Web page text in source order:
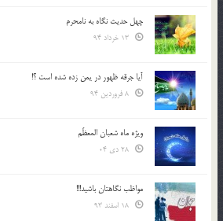
چهل حدیث نگاه به نامحرم
آیا جرقه ظهور در یمن زده شده است ؟!
ویژه ماه شعبان المعظّم
مواظب نگاهتان باشید!!!